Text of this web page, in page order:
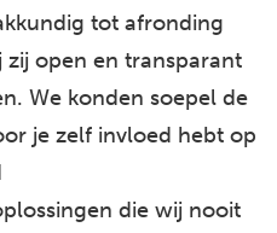
tot afronding
open en transparant
We konden soepel de
je zelf invloed hebt op
die wij nooit